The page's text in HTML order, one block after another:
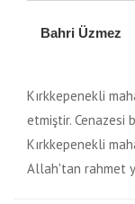
Bahri Üzmez
Kırkkepenekli
etmiştir. Cenazesi
Kırkkepenekli
Allah'tan rahmet